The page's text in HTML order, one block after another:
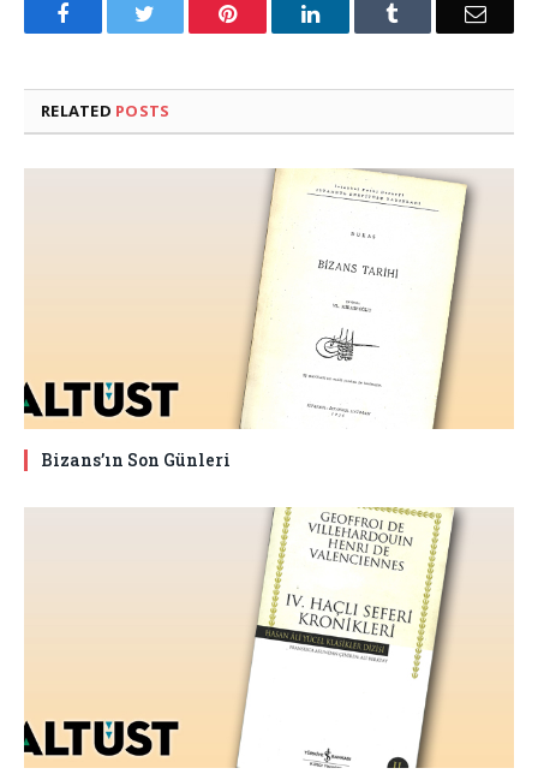
Facebook Pinterest LinkedIn Email
RELATED POSTS
Bizans’ın Son Günleri